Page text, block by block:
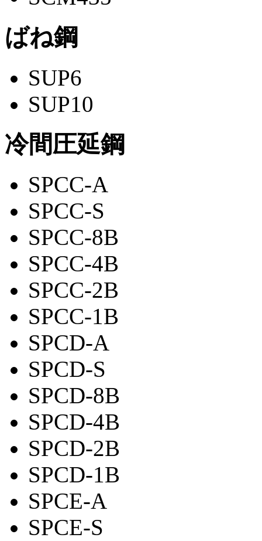
ばね鋼
SUP6
SUP10
冷間圧延鋼
SPCC-A
SPCC-S
SPCC-8B
SPCC-4B
SPCC-2B
SPCC-1B
SPCD-A
SPCD-S
SPCD-8B
SPCD-4B
SPCD-2B
SPCD-1B
SPCE-A
SPCE-S